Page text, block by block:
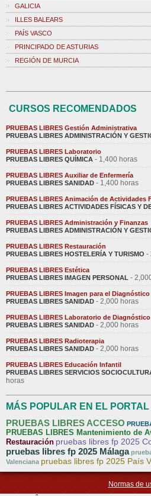
GALICIA
ILLES BALEARS
PAÍS VASCO
PRINCIPADO DE ASTURIAS
REGIÓN DE MURCIA
CURSOS RECOMENDADOS
PRUEBAS LIBRES Gestión Administrativa
PRUEBAS LIBRES ADMINISTRACIÓN Y
PRUEBAS LIBRES Laboratorio
PRUEBAS LIBRES QUÍMICA - 1,400 horas
PRUEBAS LIBRES Auxiliar de Enfermería
PRUEBAS LIBRES SANIDAD - 1,400 horas
PRUEBAS LIBRES Animación de Actividades
PRUEBAS LIBRES ACTIVIDADES FÍSICAS Y
PRUEBAS LIBRES Administración y Finanzas
PRUEBAS LIBRES ADMINISTRACIÓN Y
PRUEBAS LIBRES Restauración
PRUEBAS LIBRES HOSTELERÍA Y TURISMO -
PRUEBAS LIBRES Estética
PRUEBAS LIBRES IMAGEN PERSONAL -
PRUEBAS LIBRES Imagen para el Diagnóstico
PRUEBAS LIBRES SANIDAD - 2,000 horas
PRUEBAS LIBRES Laboratorio de
PRUEBAS LIBRES SANIDAD - 2,000 horas
PRUEBAS LIBRES Radioterapia
PRUEBAS LIBRES SANIDAD - 2,000 horas
PRUEBAS LIBRES Educación Infantil
PRUEBAS LIBRES SERVICIOS
horas
MÁS POPULAR EN EL PORTAL
PRUEBAS LIBRES ACCESO
PRUEBAS LIBRES Mantenimiento de
Restauración pruebas libres fp 2025
pruebas libres fp 2025 Málaga
Valenciana pruebas libres fp 2025 País
Normas de